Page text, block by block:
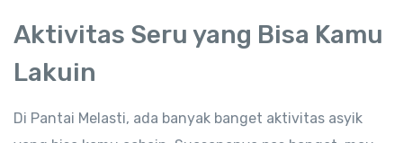
Aktivitas Seru yang Bisa Kamu
Lakuin
Di Pantai Melasti, ada banyak banget aktivitas asyik